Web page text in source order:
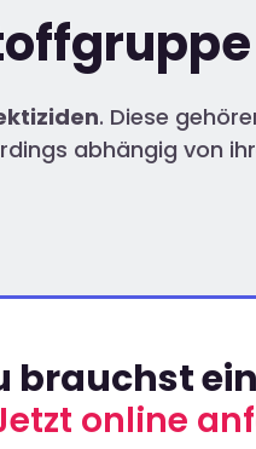
. Diese
abhängig von
brauchst
online